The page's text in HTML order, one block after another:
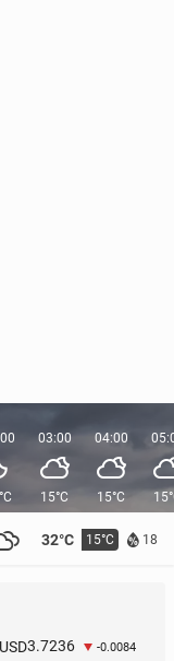
32°C 15°C 18
03:00
15°C
04:00
15°C
USD3.7236 -0.0084